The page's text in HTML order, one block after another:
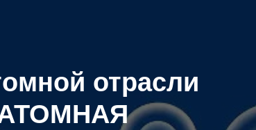
отрасли